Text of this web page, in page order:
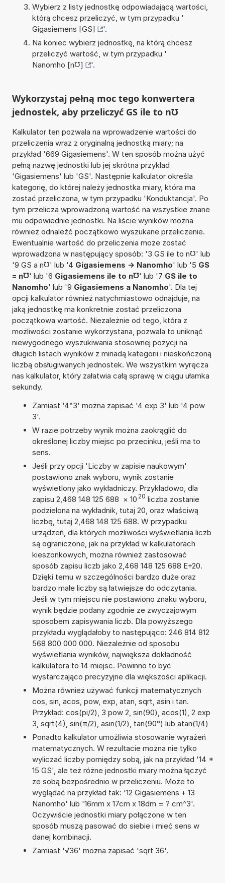
Wybierz z listy jednostkę odpowiadającą wartości,
którą chcesz przeliczyć, w tym przypadku '
Gigasiemens [GS]
'.
Na koniec wybierz jednostkę, na którą chcesz
przeliczyć wartość, w tym przypadku '
Nanomho [n℧]
'.
Wykorzystaj pełną moc tego konwertera
jednostek, aby przeliczyć GS ile to n℧
Kalkulator ten pozwala na wprowadzenie wartości do
przeliczenia wraz z oryginalną jednostką miary; na
przykład '669 Gigasiemens'. W ten sposób można użyć
pełną nazwę jednostki lub jej skrótna przykład
'Gigasiemens' lub 'GS'. Następnie kalkulator określa
kategorię, do której należy jednostka miary, która ma
zostać przeliczona, w tym przypadku 'Konduktancja'. Po
tym przelicza wprowadzoną wartość na wszystkie znane
mu odpowiednie jednostki. Na liście wyników można
również odnaleźć początkowo wyszukane przeliczenie.
Ewentualnie wartość do przeliczenia może zostać
wprowadzona w następujący sposób: '3 GS ile to n℧' lub
'9 GS a n℧' lub '4 Gigasiemens -> Nanomho' lub '5 GS
= n℧' lub '6 Gigasiemens ile to n℧' lub '7 GS ile to
Nanomho' lub '9 Gigasiemens a Nanomho'. Dla tej
opcji kalkulator również natychmiastowo odnajduje, na
jaką jednostkę ma konkretnie zostać przeliczona
początkowa wartość. Niezależnie od tego, która z
możliwości zostanie wykorzystana, pozwala to uniknąć
niewygodnego wyszukiwania stosownej pozycji na
długich listach wyników z miriadą kategorii i nieskończoną
liczbą obsługiwanych jednostek. We wszystkim wyręcza
nas kalkulator, który załatwia całą sprawę w ciągu ułamka
sekundy.
Zamiast '4^3' można zapisać '4 exp 3' lub '4 pow
3'.
W razie potrzeby wynik można zaokrąglić do
określonej liczby miejsc po przecinku, jeśli ma to
sens.
Jeśli przy opcji 'Liczby w zapisie naukowym'
postawiono znak wyboru, wynik zostanie
wyświetlony jako wykładniczy. Przykładowo, dla
zapisu 2,468 148 125 688 × 10 20 liczba zostanie
podzielona na wykładnik, tutaj 20, oraz właściwą
liczbę, tutaj 2,468 148 125 688. W przypadku
urządzeń, dla których możliwości wyświetlania liczb
są ograniczone, jak na przykład w kalkulatorach
kieszonkowych, można również zastosować
sposób zapisu liczb jako 2,468 148 125 688 E+20.
Dzięki temu w szczególności bardzo duże oraz
bardzo małe liczby są łatwiejsze do odczytania.
Jeśli w tym miejscu nie postawiono znaku wyboru,
wynik będzie podany zgodnie ze zwyczajowym
sposobem zapisywania liczb. Dla powyższego
przykładu wyglądałoby to następująco: 246 814 812
568 800 000 000. Niezależnie od sposobu
wyświetlania wyników, największa dokładność
kalkulatora to 14 miejsc. Powinno to być
wystarczająco precyzyjne dla większości aplikacji.
Można również używać funkcji matematycznych
cos, sin, acos, pow, exp, atan, sqrt, asin i tan.
Przykład: cos(pi/2), 3 pow 2, sin(90), acos(1), 2 exp
3, sqrt(4), sin(π/2), asin(1/2), tan(90°) lub atan(1/4)
Ponadto kalkulator umożliwia stosowanie wyrażeń
matematycznych. W rezultacie można nie tylko
wyliczać liczby pomiędzy sobą, jak na przykład '14 *
15 GS', ale też różne jednostki miary można łączyć
ze sobą bezpośrednio w przeliczeniu. Może to
wyglądać na przykład tak: '12 Gigasiemens + 13
Nanomho' lub '16mm x 17cm x 18dm = ? cm^3'.
Oczywiście jednostki miary połączone w ten
sposób muszą pasować do siebie i mieć sens w
danej kombinacji.
Zamiast '√36' można zapisać 'sqrt 36'.